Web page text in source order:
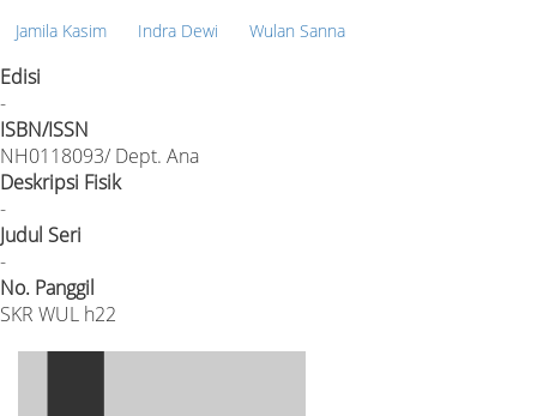
Jamila Kasim Indra Dewi Wulan Sanna
Edisi
-
ISBN/ISSN
NH0118093/ Dept. Ana
Deskripsi Fisik
-
Judul Seri
-
No. Panggil
SKR WUL h22